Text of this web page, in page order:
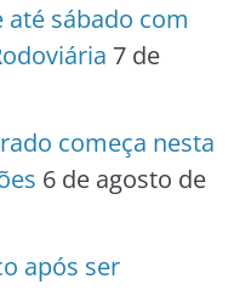
até sábado com
7 de
começa nesta
6 de agosto de
após ser